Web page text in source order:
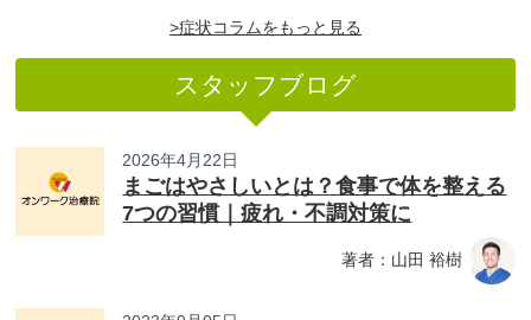
>症状コラムをもっと見る
スタッフブログ
2026年4月22日
まごはやさしいとは？食事で体を整える
7つの習慣｜疲れ・不調対策に
著者：山田 裕樹